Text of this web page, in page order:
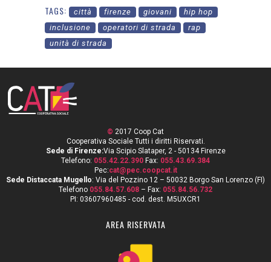
TAGS: città firenze giovani
hip hop
inclusione
operatori di strada
rap
unità di strada
© 2017 Coop Cat
Cooperativa Sociale Tutti i diritti Riservati.
Sede di Firenze:Via Scipio Slataper, 2 - 50134 Firenze
Telefono: 055.42.22.390 Fax: 055.43.69.384
Pec:cat@pec.coopcat.it
Sede Distaccata Mugello: Via del Pozzino 12 – 50032 Borgo San Lorenzo (FI)
Telefono 055.84.57.608 – Fax: 055.84.56.732
PI: 03607960485 - cod. dest. M5UXCR1
AREA RISERVATA